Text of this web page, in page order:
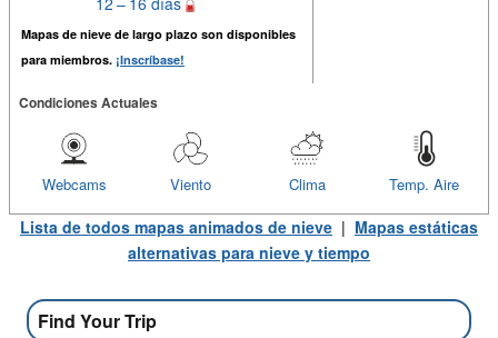
Mapas de nieve de largo plazo son disponibles
para miembros. ¡Inscríbase!
Condiciones Actuales
Temp. Aire
Clima
Viento
Webcams
Lista de todos mapas animados de nieve | Mapas estáticas
alternativas para nieve y tiempo
Find Your Trip